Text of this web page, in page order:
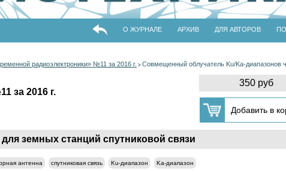
О ЖУРНАЛЕ АРХИВ ДЛЯ АВТОРОВ
радиоэлектроники» №11 за 2016 г. > Совмещенный облучатель Ku/Ka-диапазонов
350 руб
за 2016 г.
земных станций спутниковой связи
антенна спутниковая связь Ku-диапазон Ka-диапазон